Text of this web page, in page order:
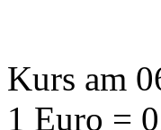
Kurs am
1 Euro =